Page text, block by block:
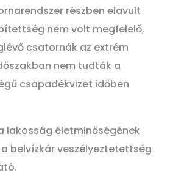
részben elavult
nem volt megfelelő,
csatornák az extrém
nem tudták a
csapadékvizet időben
lakosság életminőségének
belvízkár veszélyeztetettség